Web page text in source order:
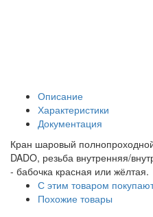
Описание
Характеристики
Документация
Кран шаровый
DADO, резьба внутренняя/
- бабочка красная или жёлтая.
С этим товаром
Похожие товары